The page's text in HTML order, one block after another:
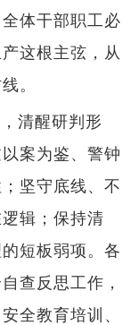
体干部职工必
这根主弦，从
。
清醒研判形
案为鉴、警钟
坚守底线、不
辑；保持清
短板弱项。各
查反思工作，
全教育培训、